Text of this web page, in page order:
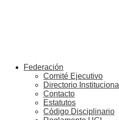
Federación
Comité Ejecutivo
Directorio Institucional
Contacto
Estatutos
Código Disciplinario